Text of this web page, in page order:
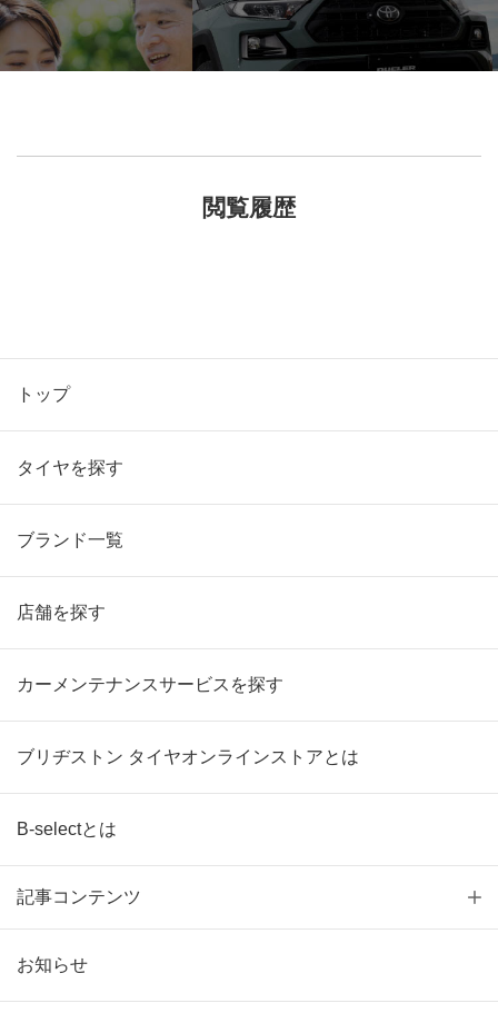
閲覧履歴
トップ
タイヤを探す
ブランド一覧
店舗を探す
カーメンテナンスサービスを探す
ブリヂストン タイヤオンラインストアとは
B-selectとは
記事コンテンツ
お知らせ